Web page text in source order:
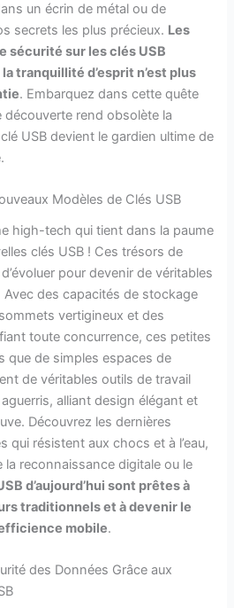
un écrin de métal ou de
secrets les plus précieux. Les
sécurité sur les clés USB
tranquillité d’esprit n’est plus
. Embarquez dans cette quête
découverte rend obsolète la
USB devient le gardien ultime de
Modèles de Clés USB
high-tech qui tient dans la paume
clés USB ! Ces trésors de
pour devenir de véritables
des capacités de stockage
vertigineux et des
toute concurrence, ces petites
que de simples espaces de
de véritables outils de travail
alliant design élégant et
Découvrez les dernières
qui résistent aux chocs et à l’eau,
reconnaissance digitale ou le
d’aujourd’hui sont prêtes à
traditionnels et à devenir le
mobile.
des Données Grâce aux